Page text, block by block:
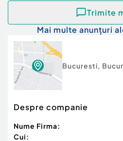
Pentru detalii suplimentare
vizionări, vă stăm la
Id intern: P8479
An finalizare construcție: 1996
Stadiu construcţie:Finalizat
Comision cumpărător:
Tip imobil:Centru comercial
Trimite
Mai multe anunțuri
Bucuresti,
Despre companie
Nume Firma:
Cui: